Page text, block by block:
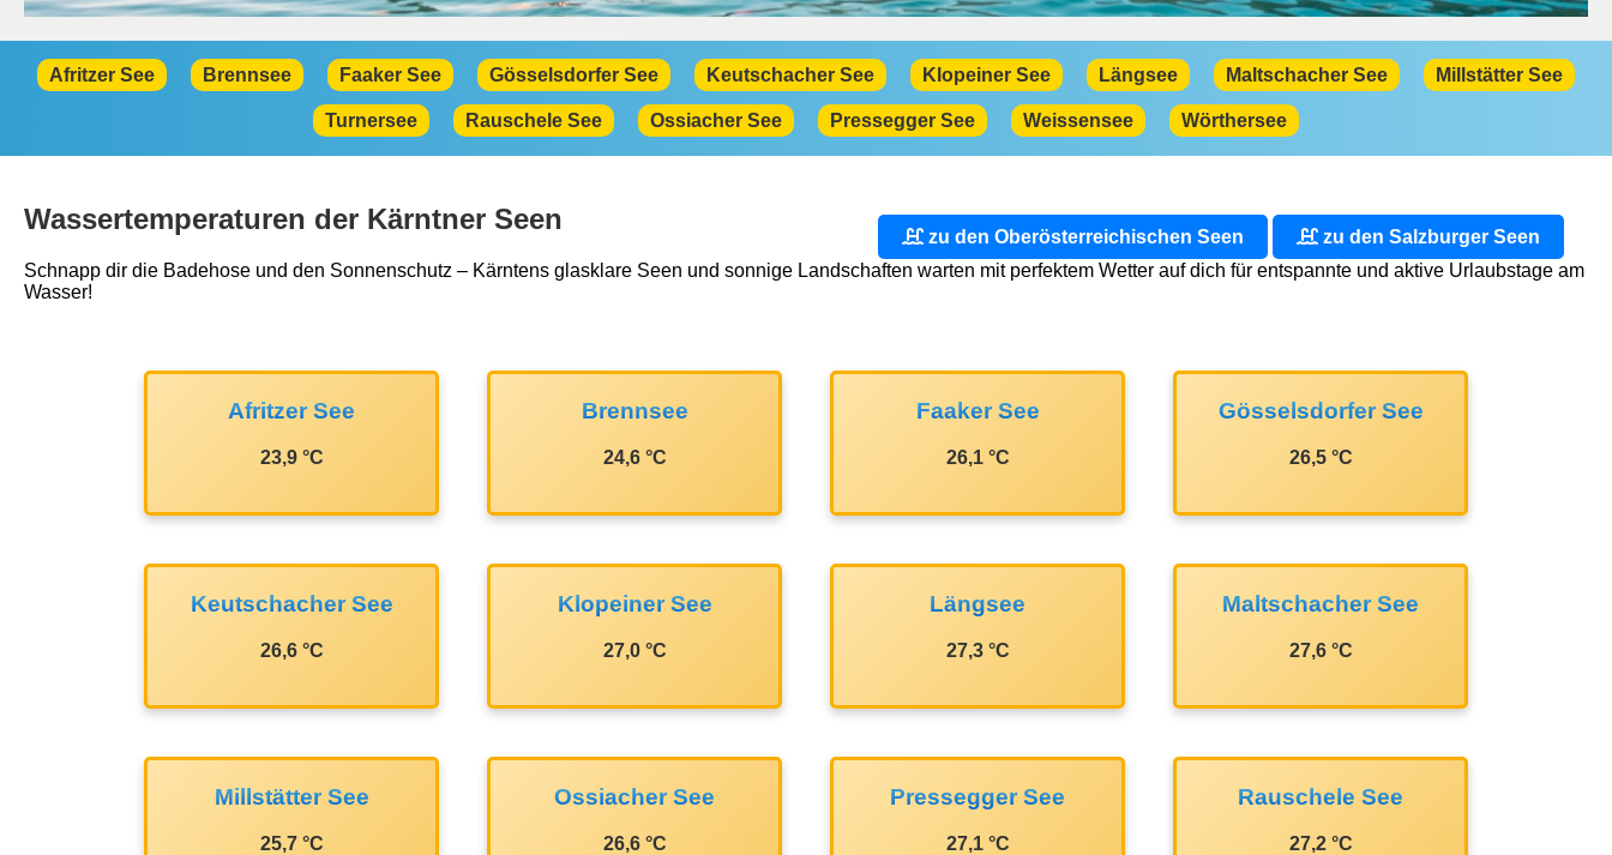
Afritzer See Brennsee Faaker See Gösselsdorfer See Keutschacher See Klopeiner See Längsee Maltschacher See Millstätter See
Turnersee Rauschele See Ossiacher See Pressegger See Weissensee Wörthersee
zu den Oberösterreichischen Seen zu den Salzburger Seen
Wassertemperaturen der Kärntner Seen
Schnapp dir die Badehose und den Sonnenschutz – Kärntens glasklare Seen und sonnige Landschaften warten mit perfektem Wetter auf dich für entspannte und aktive Urlaubstage am
Wasser!
Afritzer See
23,9 °C
Brennsee
24,6 °C
Faaker See
26,1 °C
Gösselsdorfer See
26,5 °C
Keutschacher See
26,6 °C
Klopeiner See
27,0 °C
Längsee
27,3 °C
Maltschacher See
27,6 °C
Millstätter See
25,7 °C
Ossiacher See
26,6 °C
Pressegger See
27,1 °C
Rauschele See
27,2 °C